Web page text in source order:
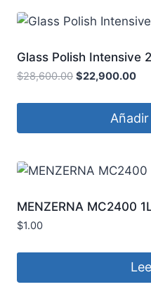
Glass Polish Intensive
$28,600.00 $22,900.00
MENZERNA MC2400
$1.00